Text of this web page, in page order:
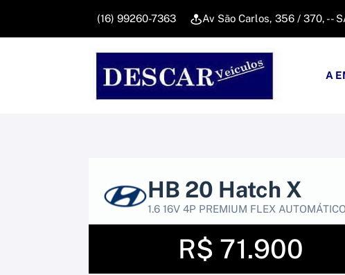
(16) 99260-7363 Av São Carlos, 356 / 370, - -
A
HB 20 Hatch X
1.6 16V 4P PREMIUM FLEX
R$ 71.900